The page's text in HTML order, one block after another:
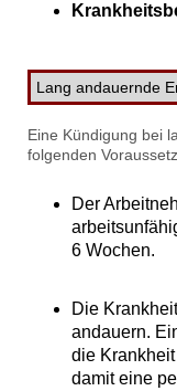
Lang andauernde
Eine Kündigung bei
folgenden
Der
6 Wochen.
Die
andauern.
die
damit eine